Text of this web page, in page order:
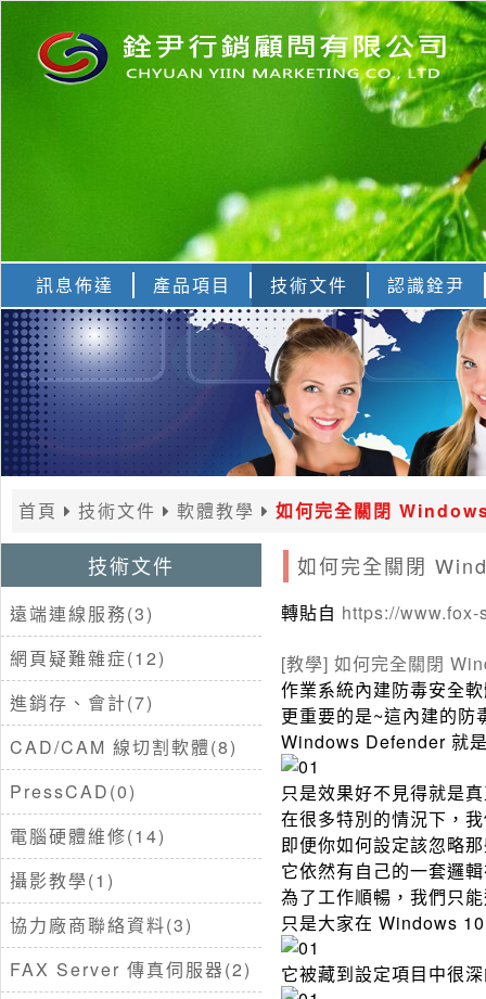
訊息佈達 產品項目 技術文件 認識銓尹
首頁 技術文件 軟體教學 如何完全關閉
技術文件
遠端連線服務(3)
網頁疑難雜症(12)
進銷存、會計(7)
CAD/CAM 線切割軟體(8)
PressCAD(0)
電腦硬體維修(14)
攝影教學(1)
協力廠商聯絡資料(3)
FAX Server 傳真伺服器(2)
如何完全關閉
轉貼自 https://
[教學] 如何完全關閉
作業系統內建防毒安全
更重要的是~這內建的
Windows Defender 就
只是效果好不見得就是
在很多特別的情況下，
即便你如何設定該忽略
它依然有自己的一套邏
為了工作順暢，我們只
只是大家在 Windows
它被藏到設定項目中很